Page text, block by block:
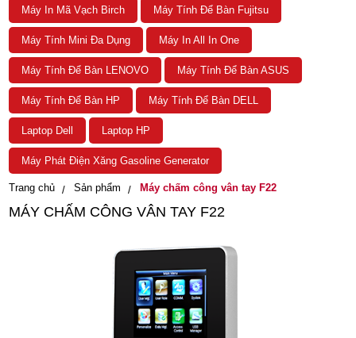
Máy In Mã Vạch Birch Máy Tính Để Bàn Fujitsu
Máy Tính Mini Đa Dụng Máy In All In One
Máy Tính Để Bàn LENOVO Máy Tính Để Bàn ASUS
Máy Tính Để Bàn HP Máy Tính Để Bàn DELL
Laptop Dell Laptop HP
Máy Phát Điện Xăng Gasoline Generator
Trang chủ Sản phẩm Máy chấm công vân tay F22
MÁY CHẤM CÔNG VÂN TAY F22